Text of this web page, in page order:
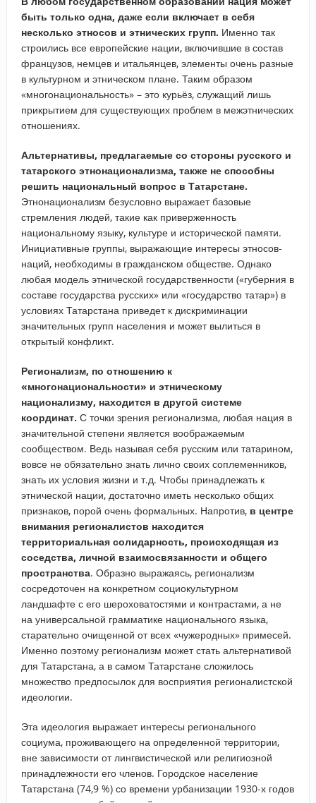
быть только одна, даже если включает в себя
несколько этносов и этнических групп. Именно так
строились все европейские нации, включившие в состав
французов, немцев и итальянцев, элементы очень разные
в культурном и этническом плане. Таким образом
«многонациональность» – это курьёз, служащий лишь
прикрытием для существующих проблем в межэтнических
отношениях.
Альтернативы, предлагаемые со стороны русского и
татарского этнонационализма, также не способны
решить национальный вопрос в Татарстане.
Этнонационализм безусловно выражает базовые
стремления людей, такие как приверженность
национальному языку, культуре и исторической памяти.
Инициативные группы, выражающие интересы этносов-
наций, необходимы в гражданском обществе. Однако
любая модель этнической государственности («губерния в
составе государства русских» или «государство татар») в
условиях Татарстана приведет к дискриминации
значительных групп населения и может вылиться в
открытый конфликт.
Регионализм, по отношению к
«многонациональности» и этническому
национализму, находится в другой системе
координат. С точки зрения регионализма, любая нация в
значительной степени является воображаемым
сообществом. Ведь называя себя русским или татарином,
вовсе не обязательно знать лично своих соплеменников,
знать их условия жизни и т.д. Чтобы принадлежать к
этнической нации, достаточно иметь несколько общих
признаков, порой очень формальных. Напротив, в центре
внимания регионалистов находится
территориальная солидарность, происходящая из
соседства, личной взаимосвязанности и общего
пространства. Образно выражаясь, регионализм
сосредоточен на конкретном социокультурном
ландшафте с его шероховатостями и контрастами, а не
на универсальной грамматике национального языка,
старательно очищенной от всех «чужеродных» примесей.
Именно поэтому регионализм может стать альтернативой
для Татарстана, а в самом Татарстане сложилось
множество предпосылок для восприятия регионалистской
идеологии.
Эта идеология выражает интересы регионального
социума, проживающего на определенной территории,
вне зависимости от лингвистической или религиозной
принадлежности его членов. Городское население
Татарстана (74,9 %) со времени урбанизации 1930-х годов